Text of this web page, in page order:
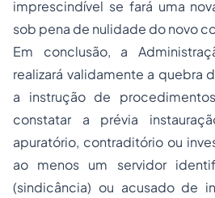
imprescindível se fará uma
sob pena de nulidade do novo
Em conclusão, a
realizará validamente a quebra
a instrução de
constatar a prévia
apuratório, contraditório ou
ao menos um servidor
(sindicância) ou acusado de